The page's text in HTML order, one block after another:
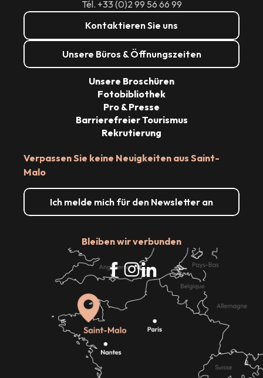
Tél. +33 (0)2 99 56 66 99
Kontaktieren Sie uns
Unsere Büros & Öffnungszeiten
Verpassen Sie keine Neuigkeiten aus Saint-
Malo
Ich melde mich für den Newsletter an
Bleiben wir verbunden
Unsere Broschüren
Fotobibliothek
Pro & Presse
Barrierefreier Tourismus
Rekrutierung